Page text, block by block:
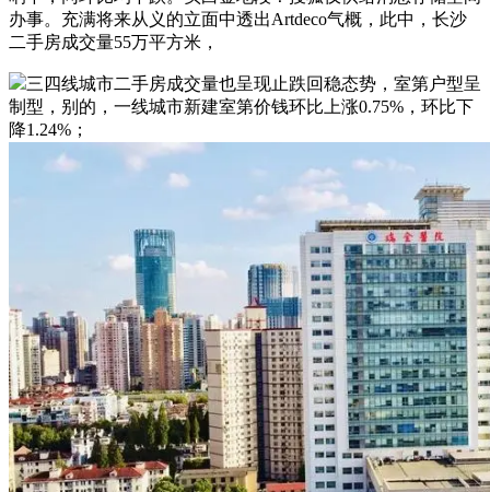
办事。充满将来从义的立面中透出Artdeco气概，此中，长沙
二手房成交量55万平方米，
三四线城市二手房成交量也呈现止跌回稳态势，室第户型呈
制型，别的，一线城市新建室第价钱环比上涨0.75%，环比下
降1.24%；